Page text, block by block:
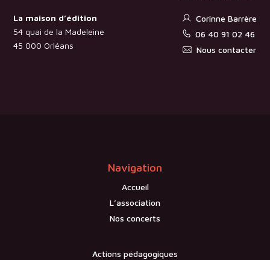
La maison d’édition
54 quai de la Madeleine
45 000 Orléans
Corinne Barrère
06 40 91 02 46
Nous contacter
Navigation
Accueil
L’association
Nos concerts
Actions pédagogiques